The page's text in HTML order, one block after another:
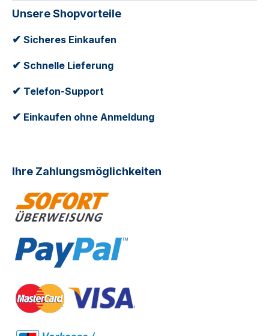
Unsere Shopvorteile
✔ Sicheres Einkaufen
✔ Schnelle Lieferung
✔ Telefon-Support
✔ Einkaufen ohne Anmeldung
Ihre Zahlungsmöglichkeiten